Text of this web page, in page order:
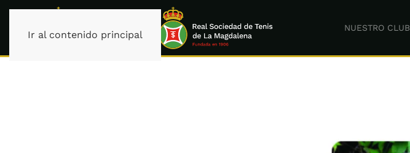
Ir al contenido principal
NUESTRO CLUB